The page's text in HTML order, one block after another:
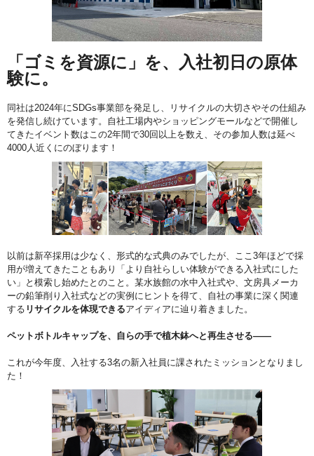
「ゴミを資源に」を、入社初日の原体
験に。
同社は2024年にSDGs事業部を発足し、リサイクルの大切さやその仕組み
を発信し続けています。自社工場内やショッピングモールなどで開催し
てきたイベント数はこの2年間で30回以上を数え、その参加人数は延べ
4000人近くにのぼります！
以前は新卒採用は少なく、形式的な式典のみでしたが、ここ3年ほどで採
用が増えてきたこともあり「より自社らしい体験ができる入社式にした
い」と模索し始めたとのこと。某水族館の水中入社式や、文房具メーカ
ーの鉛筆削り入社式などの実例にヒントを得て、自社の事業に深く関連
する リサイクルを体現できるアイディアに辿り着きました。
ペットボトルキャップを、自らの手で植木鉢へと再生させる—―
これが今年度、入社する3名の新入社員に課されたミッションとなりまし
た！